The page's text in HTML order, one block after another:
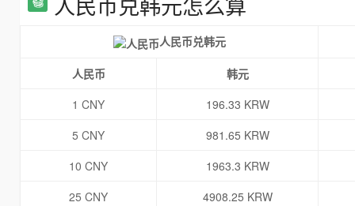
人民币兑韩元
人民币
韩元
1 CNY
196.33 KRW
5 CNY
981.65 KRW
10 CNY
1963.3 KRW
25 CNY
4908.25 KRW